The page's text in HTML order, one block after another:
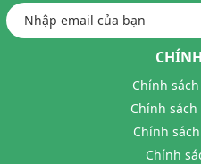
Chính
Chính
Chính
Chính